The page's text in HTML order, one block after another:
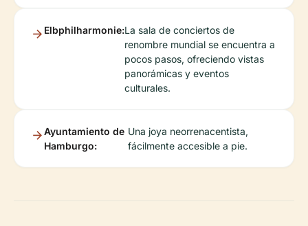
Elbphilharmonie:La sala de conciertos de
renombre mundial se encuentra a
pocos pasos, ofreciendo vistas
panorámicas y eventos
culturales.
Ayuntamiento de
Hamburgo:
Una joya neorrenacentista,
fácilmente accesible a pie.